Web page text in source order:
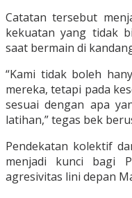
Catatan tersebut
kekuatan yang tidak
saat bermain di
“Kami tidak boleh
mereka, tetapi pada
sesuai dengan apa
latihan,” tegas bek
Pendekatan kolektif
menjadi kunci bagi
agresivitas lini depan